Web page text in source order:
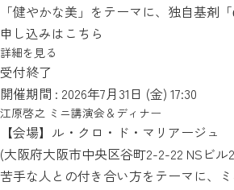
「健やかな美」をテーマに、独自基剤
申し込みはこちら
詳細を見る
受付終了
開催期間 : 2026年7月31日 (金) 17:30
江原啓之 ミニ講演会＆ディナー
【会場】 ル・クロ・ド・マリアージュ
(大阪府大阪市中央区谷町2-2-22 NSビル
苦手な人との付き合い方をテーマに、